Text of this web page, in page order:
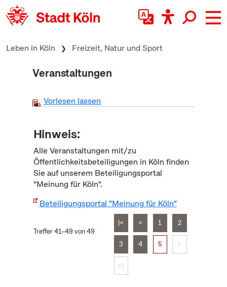
zum Inhalt springen
Leben in Köln Freizeit, Natur und Sport
Veranstaltungen
Vorlesen lassen
Hinweis:
Alle Veranstaltungen mit/zu
Öffentlichkeitsbeteiligungen in Köln finden
Sie auf unserem Beteiligungsportal
"Meinung für Köln".
Beteiligungsportal "Meinung für Köln"
Treffer 41–49 von 49
|< < 1 2
3 4 5 >
>|